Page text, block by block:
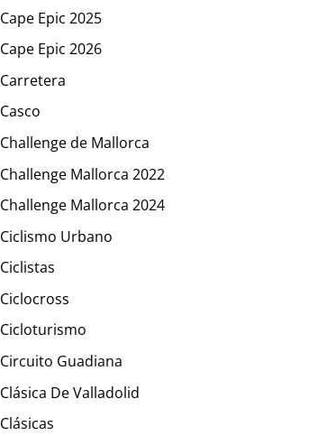
Cape Epic 2025
Cape Epic 2026
Carretera
Casco
Challenge de Mallorca
Challenge Mallorca 2022
Challenge Mallorca 2024
Ciclismo Urbano
Ciclistas
Ciclocross
Cicloturismo
Circuito Guadiana
Clásica De Valladolid
Clásicas